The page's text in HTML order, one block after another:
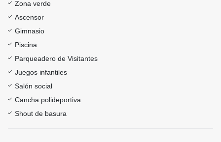
Zona verde
Ascensor
Gimnasio
Piscina
Parqueadero de Visitantes
Juegos infantiles
Salón social
Cancha polideportiva
Shout de basura